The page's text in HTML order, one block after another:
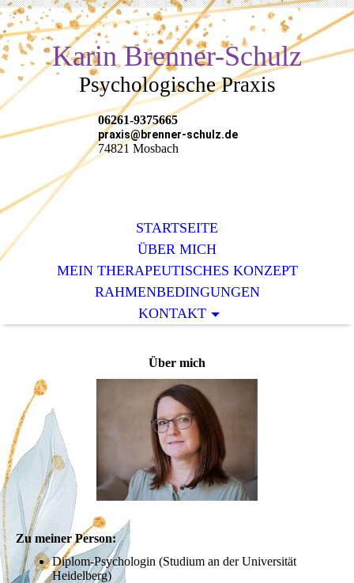
Karin Brenner-Schulz
Psychologische Praxis
06261-9375665
praxis@brenner-schulz.de
74821 Mosbach
STARTSEITE
ÜBER MICH
MEIN THERAPEUTISCHES KONZEPT
RAHMENBEDINGUNGEN
KONTAKT
Über mich
Zu meiner Person:
Diplom-Psychologin (Studium an der Universität
Heidelberg)